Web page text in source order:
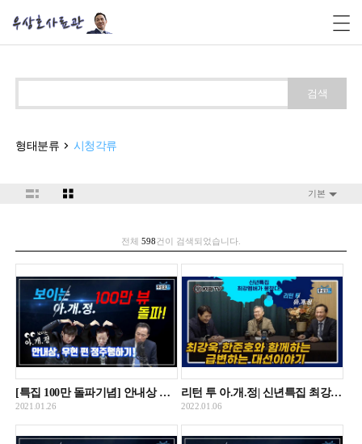
검색
형태분류 시청각류
기본
전체 598건이 검색되었습니다.
[특집 100만 돌파기념] 안내상 우현 출연편 아개정 풀버전
2021.01.26
리턴 투 아.개.정| 신년특집 최강 멤버가 뭉쳤다! 최강욱, 한준호와 함께하는 급변하는 대선 이야기
2022.01.06